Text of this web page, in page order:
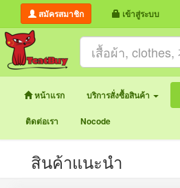
สมัครสมาชิก เข้าสู่ระบบ
หน้าแรก บริการสั่งซื้อสินค้า
ติดต่อเรา Nocode
สินค้าแนะนำ